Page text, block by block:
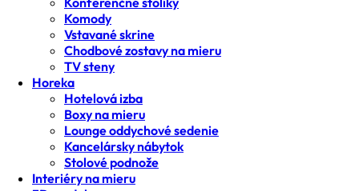
Komody
Vstavané skrine
Chodbové zostavy na mieru
TV steny
Horeka
Hotelová izba
Boxy na mieru
Lounge oddychové sedenie
Kancelársky nábytok
Stolové podnože
Interiéry na mieru